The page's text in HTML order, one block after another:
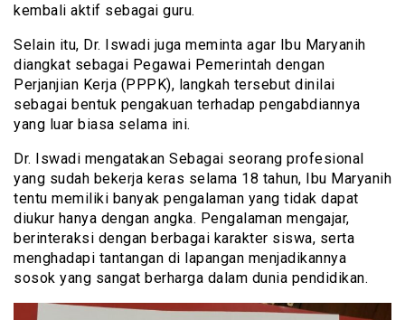
kembali aktif sebagai guru.
Selain itu, Dr. Iswadi juga meminta agar Ibu Maryanih
diangkat sebagai Pegawai Pemerintah dengan
Perjanjian Kerja (PPPK), langkah tersebut dinilai
sebagai bentuk pengakuan terhadap pengabdiannya
yang luar biasa selama ini.
Dr. Iswadi mengatakan Sebagai seorang profesional
yang sudah bekerja keras selama 18 tahun, Ibu Maryanih
tentu memiliki banyak pengalaman yang tidak dapat
diukur hanya dengan angka. Pengalaman mengajar,
berinteraksi dengan berbagai karakter siswa, serta
menghadapi tantangan di lapangan menjadikannya
sosok yang sangat berharga dalam dunia pendidikan.